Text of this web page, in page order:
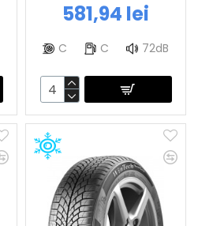
581,94 lei
C C 72dB